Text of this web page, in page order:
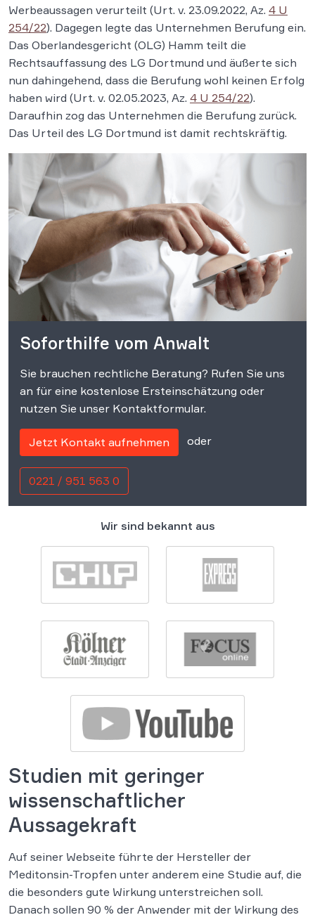
Werbeaussagen verurteilt (Urt. v. 23.09.2022, Az. 4 U
254/22). Dagegen legte das Unternehmen Berufung ein.
Das Oberlandesgericht (OLG) Hamm teilt die
Rechtsauffassung des LG Dortmund und äußerte sich
nun dahingehend, dass die Berufung wohl keinen Erfolg
haben wird (Urt. v. 02.05.2023, Az. 4 U 254/22).
Daraufhin zog das Unternehmen die Berufung zurück.
Das Urteil des LG Dortmund ist damit rechtskräftig.
Soforthilfe vom Anwalt
Sie brauchen rechtliche Beratung? Rufen Sie uns
an für eine kostenlose Ersteinschätzung oder
nutzen Sie unser Kontaktformular.
Jetzt Kontakt aufnehmen oder
0221 / 951 563 0
Wir sind bekannt aus
Studien mit geringer
wissenschaftlicher
Aussagekraft
Auf seiner Webseite führte der Hersteller der
Meditonsin-Tropfen unter anderem eine Studie auf, die
die besonders gute Wirkung unterstreichen soll.
Danach sollen 90 % der Anwender mit der Wirkung des